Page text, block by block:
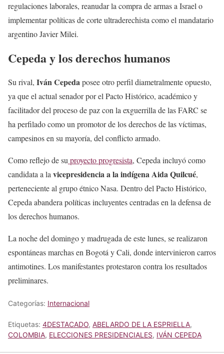
regulaciones laborales, reanudar la compra de armas a Israel o
implementar políticas de corte ultraderechista como el mandatario
argentino Javier Milei.
Cepeda y los derechos humanos
Su rival, Iván Cepedaposee otro perfil diametralmente opuesto,
ya que el actual senador por el Pacto Histórico, académico y
facilitador del proceso de paz con la exguerrilla de las FARC se
ha perfilado como un promotor de los derechos de las víctimas,
campesinos en su mayoría, del conflicto armado.
Como reflejo de su proyecto progresista, Cepeda incluyó como
candidata a la vicepresidencia a la indígena Aida Quilcué,
perteneciente al grupo étnico Nasa. Dentro del Pacto Histórico,
Cepeda abandera políticas incluyentes centradas en la defensa de
los derechos humanos.
La noche del domingo y madrugada de este lunes, se realizaron
espontáneas marchas en Bogotá y Cali, donde intervinieron carros
antimotines. Los manifestantes protestaron contra los resultados
preliminares.
Categorías: Internacional
Etiquetas: 4DESTACADO, ABELARDO DE LA ESPRIELLA,
COLOMBIA, ELECCIONES PRESIDENCIALES, IVÁN CEPEDA